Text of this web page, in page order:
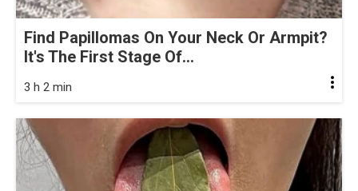
Find Papillomas On Your Neck Or Armpit?
It's The First Stage Of...
3 h 2 min